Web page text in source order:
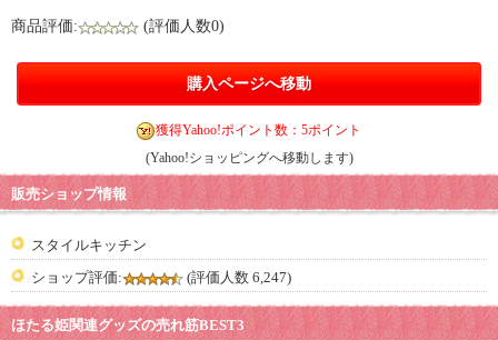
商品評価: (評価人数0)
購入ページへ移動
獲得Yahoo!ポイント数：5ポイント
(Yahoo!ショッピングへ移動します)
販売ショップ情報
スタイルキッチン
ショップ評価:
(評価人数 6,247)
ほたる姫関連グッズの売れ筋BEST3